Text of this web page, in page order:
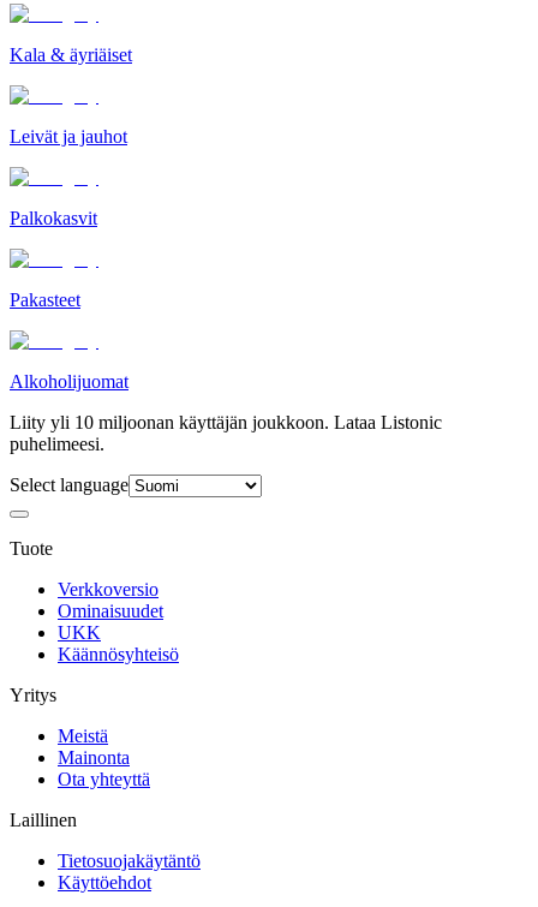
Kala & äyriäiset
Leivät ja jauhot
Palkokasvit
Pakasteet
Alkoholijuomat
Liity yli 10 miljoonan käyttäjän joukkoon. Lataa Listonic
puhelimeesi.
Select language
Tuote
Verkkoversio
Ominaisuudet
UKK
Käännösyhteisö
Yritys
Meistä
Mainonta
Ota yhteyttä
Laillinen
Tietosuojakäytäntö
Käyttöehdot